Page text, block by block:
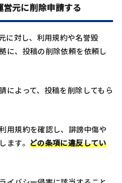
元に削除申請する
に対し、利用規約や名誉毀
に、投稿の削除依頼を依頼し
によって、投稿を削除してもら
用規約を確認し、誹謗中傷や
ます。 どの条項に違反してい